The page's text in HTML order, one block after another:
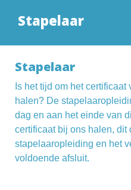
Stapelaar
Stapelaar
Is het tijd om het
halen? De
dag en aan het einde van
certificaat bij ons halen, dit
stapelaaropleiding en het
voldoende afsluit.